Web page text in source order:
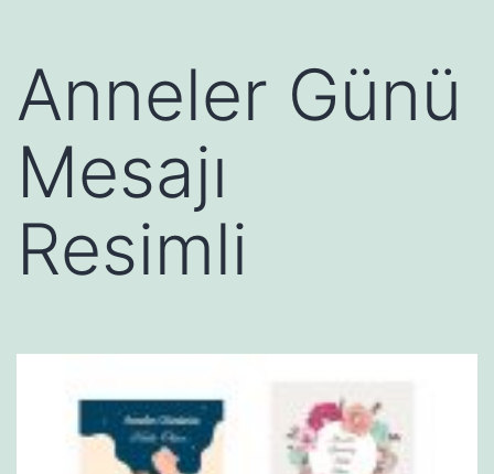
Anneler Günü
Mesajı
Resimli